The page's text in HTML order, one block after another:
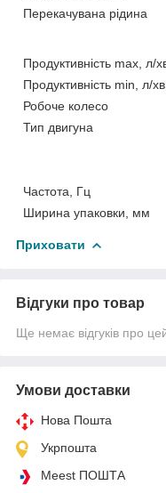
Перекачувана рідина
Продуктивність max, л/
Продуктивність min, л/хв
Робоче колесо
Тип двигуна
Частота, Гц
Ширина упаковки, мм
Приховати
Відгуки про товар
Ще немає відгуків про
Умови доставки
Нова Пошта
Укрпошта
Meest ПОШТА